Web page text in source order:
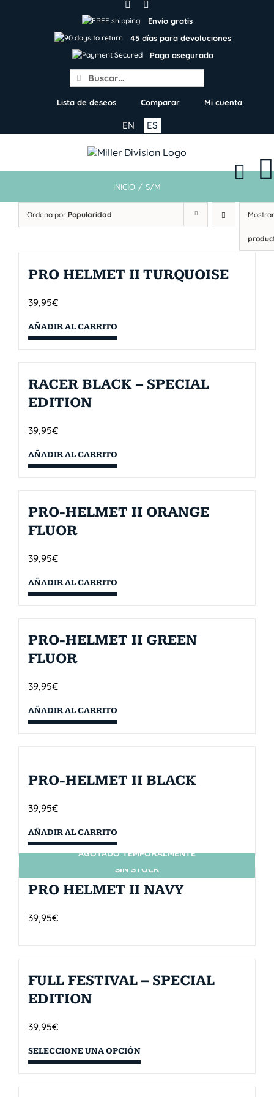
Envío gratis
45 días para devoluciones
Pago asegurado
Search
for:
Lista de deseos Comparar Mi cuenta
ES
EN
INICIO / S/M
Ordena por Popularidad
PRO HELMET II TURQUOISE
39,95€
AÑADIR AL CARRITO
RACER BLACK – SPECIAL
EDITION
39,95€
AÑADIR AL CARRITO
PRO-HELMET II ORANGE
FLUOR
39,95€
AÑADIR AL CARRITO
PRO-HELMET II GREEN
FLUOR
39,95€
AÑADIR AL CARRITO
PRO-HELMET II BLACK
39,95€
AÑADIR AL CARRITO
SIN STOCK
AGOTADO TEMPORALMENTE
PRO HELMET II NAVY
39,95€
FULL FESTIVAL – SPECIAL
EDITION
39,95€
SELECCIONE UNA OPCIÓN